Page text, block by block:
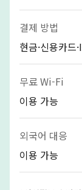
결제 방법
현금·신용카드
무료 Wi-Fi
이용 가능
외국어 대응
이용 가능